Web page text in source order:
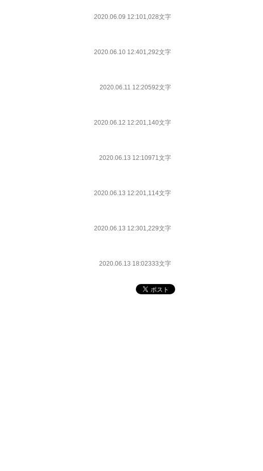
2020.06.09 12:101,028文字
2020.06.10 12:401,292文字
2020.06.11 12:20592文字
2020.06.12 12:201,140文字
2020.06.13 12:10971文字
2020.06.13 12:201,114文字
2020.06.13 12:301,229文字
2020.06.13 18:02333文字